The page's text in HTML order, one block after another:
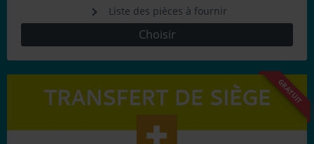
Liste des pièces à fournir
Choisir
GRATUIT